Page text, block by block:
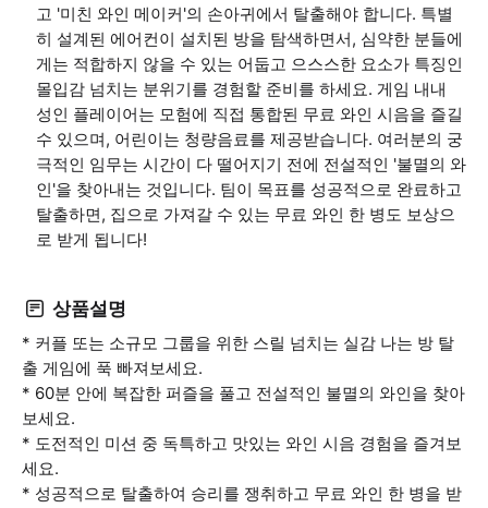
고 '미친 와인 메이커'의 손아귀에서 탈출해야 합니다. 특별
히 설계된 에어컨이 설치된 방을 탐색하면서, 심약한 분들에
게는 적합하지 않을 수 있는 어둡고 으스스한 요소가 특징인
몰입감 넘치는 분위기를 경험할 준비를 하세요. 게임 내내
성인 플레이어는 모험에 직접 통합된 무료 와인 시음을 즐길
수 있으며, 어린이는 청량음료를 제공받습니다. 여러분의 궁
극적인 임무는 시간이 다 떨어지기 전에 전설적인 '불멸의 와
인'을 찾아내는 것입니다. 팀이 목표를 성공적으로 완료하고
탈출하면, 집으로 가져갈 수 있는 무료 와인 한 병도 보상으
로 받게 됩니다!
상품설명
* 커플 또는 소규모 그룹을 위한 스릴 넘치는 실감 나는 방 탈
출 게임에 푹 빠져보세요.
* 60분 안에 복잡한 퍼즐을 풀고 전설적인 불멸의 와인을 찾아
보세요.
* 도전적인 미션 중 독특하고 맛있는 와인 시음 경험을 즐겨보
세요.
* 성공적으로 탈출하여 승리를 쟁취하고 무료 와인 한 병을 받